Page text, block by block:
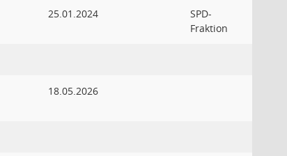
25.01.2024
SPD-
Fraktion
18.05.2026